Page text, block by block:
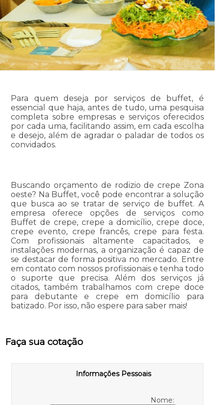
Para quem deseja por serviços de buffet, é
essencial que haja, antes de tudo, uma pesquisa
completa sobre empresas e serviços oferecidos
por cada uma, facilitando assim, em cada escolha
e desejo, além de agradar o paladar de todos os
convidados.
Buscando orçamento de rodizio de crepe Zona
oeste? Na Buffet, você pode encontrar a solução
que busca ao se tratar de serviço de buffet. A
empresa oferece opções de serviços como
Buffet de crepe, crepe a domicílio, crepe doce,
crepe evento, crepe francês, crepe para festa.
Com profissionais altamente capacitados, e
instalações modernas, a organização é capaz de
se destacar de forma positiva no mercado. Entre
em contato com nossos profissionais e tenha todo
o suporte que precisa. Além dos serviços já
citados, também trabalhamos com crepe doce
para debutante e crepe em domicílio para
batizado. Por isso, não espere para saber mais!
Faça sua cotação
Informações Pessoais
Nome: